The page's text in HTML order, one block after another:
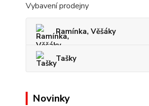
Vybavení prodejny
Ramínka, Věšáky
Tašky
Novinky